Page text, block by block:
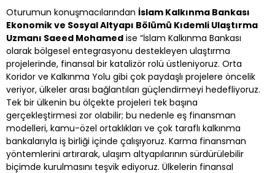
Oturumun konuşmacılarından İslam Kalkınma Bankası
Ekonomik ve Sosyal Altyapı Bölümü Kıdemli Ulaştırma
Uzmanı Saeed Mohamed ise “İslam Kalkınma Bankası
olarak bölgesel entegrasyonu destekleyen ulaştırma
projelerinde, finansal bir katalizör rolü üstleniyoruz. Orta
Koridor ve Kalkınma Yolu gibi çok paydaşlı projelere öncelik
veriyor, ülkeler arası bağlantıları güçlendirmeyi hedefliyoruz.
Tek bir ülkenin bu ölçekte projeleri tek başına
gerçekleştirmesi zor olabilir; bu nedenle eş finansman
modelleri, kamu-özel ortaklıkları ve çok taraflı kalkınma
bankalarıyla iş birliği içinde çalışıyoruz. Karma finansman
yöntemlerini artırarak, ulaşım altyapılarının sürdürülebilir
biçimde kurulmasını teşvik ediyoruz. Ülkelerin finansal